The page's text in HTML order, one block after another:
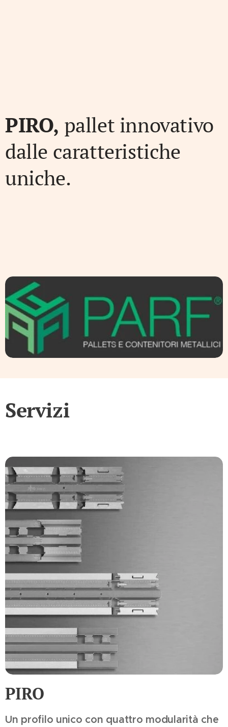
PIRO, pallet innovativo
dalle caratteristiche
uniche.
Servizi
PIRO
Un profilo unico con quattro modularità che